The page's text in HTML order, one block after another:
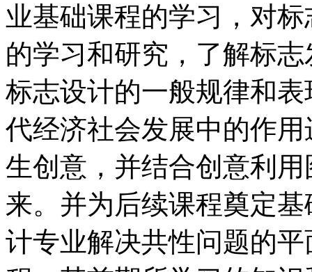
业基础课程的学习，对
的学习和研究，了解标
标志设计的一般规律和
代经济社会发展中的作
生创意，并结合创意利
来。并为后续课程奠定
计专业解决共性问题的